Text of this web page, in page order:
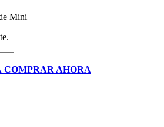
Mini
COMPRAR AHORA